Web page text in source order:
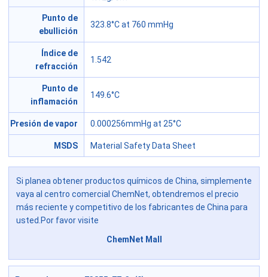
Punto de
ebullición
323.8°C at 760 mmHg
Índice de
refracción
1.542
Punto de
inflamación
149.6°C
Presión de vapor 0.000256mmHg at 25°C
MSDS Material Safety Data Sheet
Si planea obtener productos químicos de China, simplemente
vaya al centro comercial ChemNet, obtendremos el precio
más reciente y competitivo de los fabricantes de China para
usted.Por favor visite
ChemNet Mall